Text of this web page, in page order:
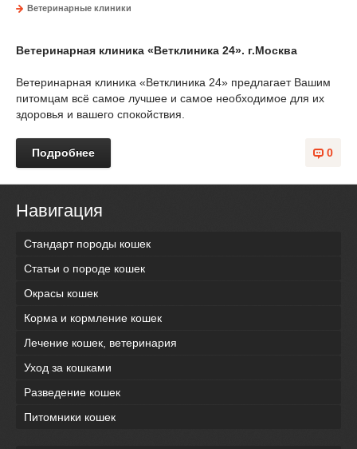
Ветеринарные клиники
Ветеринарная клиника «Ветклиника 24». г.Москва
Ветеринарная клиника «Ветклиника 24» предлагает Вашим
питомцам всё самое лучшее и самое необходимое для их
здоровья и вашего спокойствия.
0
Подробнее
Навигация
Стандарт породы кошек
Статьи о породе кошек
Окрасы кошек
Корма и кормление кошек
Лечение кошек, ветеринария
Уход за кошками
Разведение кошек
Питомники кошек